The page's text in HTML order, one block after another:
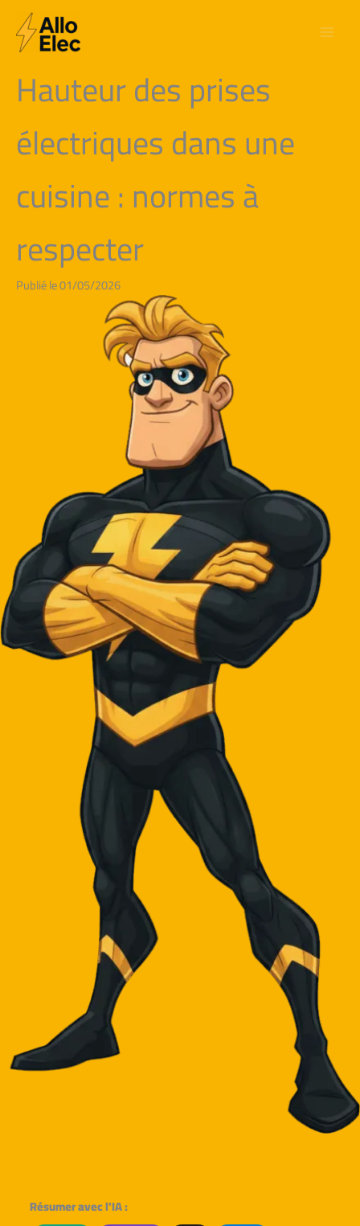
contenu
Hauteur des prises
électriques dans une
cuisine : normes à
respecter
Publié le 01/05/2026
Résumer avec l'IA :